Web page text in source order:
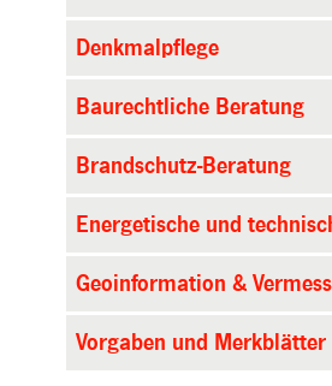
Denkmalpflege
Baurechtliche Beratung
Brandschutz-Beratung
Energetische und
Geoinformation &
Vorgaben und Merkblätter